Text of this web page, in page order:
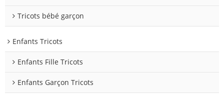
Tricots bébé garçon
Enfants Tricots
Enfants Fille Tricots
Enfants Garçon Tricots